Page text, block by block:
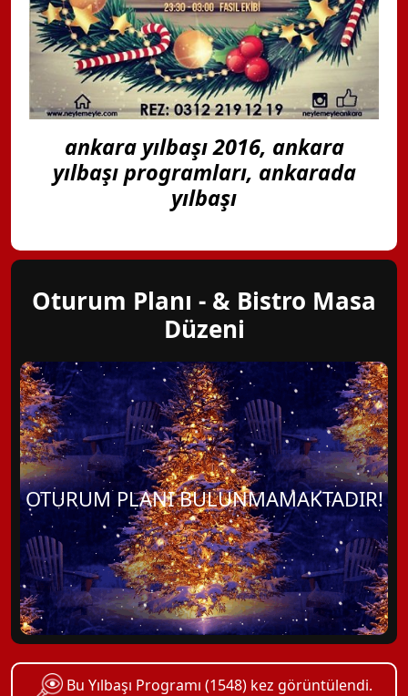
ankara yılbaşı 2016, ankara
yılbaşı programları, ankarada
yılbaşı
Oturum Planı - & Bistro Masa
Düzeni
OTURUM PLANI BULUNMAMAKTADIR!
Bu Yılbaşı Programı (1548) kez görüntülendi.